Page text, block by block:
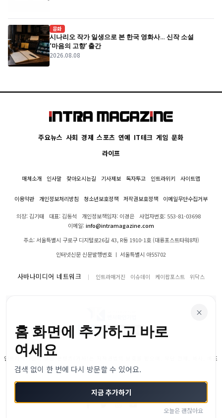
문화
시나리오 작가 일생으로 본 한국 영화사… 신작 소설
‘마음의 고향’ 출간
2026.08.08
주요뉴스 사회 경제 스포츠 연예 IT테크 게임 문화
라이프
매체소개 인사말 찾아오시는길 기사제보 독자투고 인트라위키 사이트맵
이용약관 개인정보처리방침 청소년보호정책 저작권보호정책 이메일무단수집거부
의장: 김기태 대표: 김동석 개인정보책임자: 이경은
사업자번호: 553-81-03698
이메일:info@intramagazine.com
주소: 서울특별시 구로구 디지털로26길 43, R동 1910-1호 (대륭포스트타워8차)
인터넷신문 신문발행번호 ㅣ 서울특별시 아55702
사바나미디어 네트워크 인트라매거진 이슈데이 케이팝포스트 위닥스
인트라매거진의 모든 콘텐츠(기사)는 저작권법의 보호를 받으며, 무단 전재, 복사, 배포
등을 금합니다.
© 2024–2026 인트라매거진. All Rights Reserved
×
홈 화면에 추가하고 바로
여세요
검색 없이 한 번에 다시 방문할 수 있어요.
지금 추가하기
오늘은 괜찮아요